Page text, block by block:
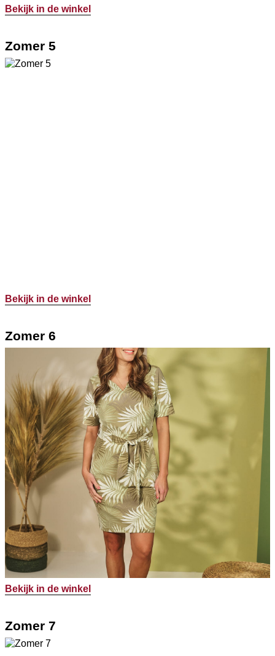
Bekijk in de winkel
Zomer 5
Bekijk in de winkel
Zomer 6
Bekijk in de winkel
Zomer 7